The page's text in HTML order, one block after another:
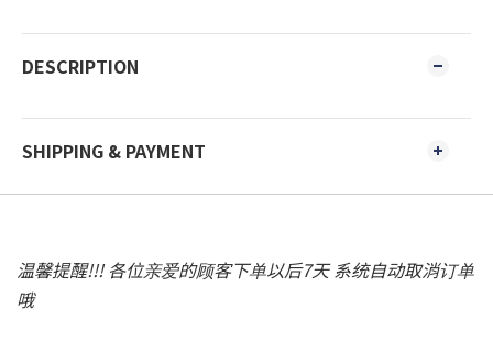
DESCRIPTION
SHIPPING & PAYMENT
温馨提醒!!! 各位亲爱的顾客下单以后7天 系统自动取消订单
哦